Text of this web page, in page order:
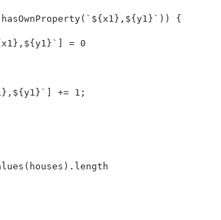
hasOwnProperty( ` ${x1 } , ${y1 } ` )) {
x1 } , ${y1 } ` ] = 0
} , ${y1 } ` ] += 1 ;
( houses ). length